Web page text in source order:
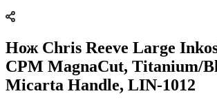
Нож Chris Reeve Large
CPM MagnaCut, Titanium/
Micarta Handle, LIN-1012